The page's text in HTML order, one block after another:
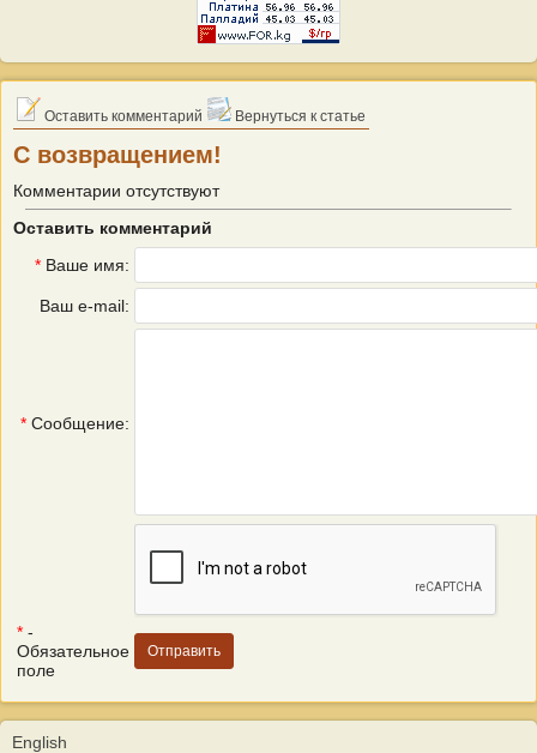
Оставить комментарий Вернуться к статье
С возвращением!
Комментарии отсутствуют
Оставить комментарий
* Ваше имя:
Ваш e-mail:
* Сообщение:
* -
Обязательное
поле
English